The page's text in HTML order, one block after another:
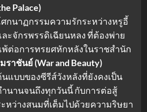
Palace)
กนาฏกรรมความรักระหว่างหรูอี้
ะจักรพรรดิเฉียนหลง ที่ต้องพ่าย
พ้ต่อการทรยศหักหลังในราชสำนัก
ราชันย์ (War and Beauty)
แบบของซีรีส์วังหลังที่ยังคงเป็น
ำนานจนถึงทุกวันนี้ กับการต่อสู้
หว่างสนมที่เต็มไปด้วยความริษยา